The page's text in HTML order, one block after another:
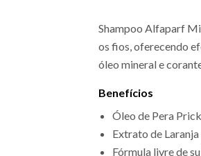
Shampoo Alfaparf
os fios, oferecendo
óleo mineral e
Benefícios
Óleo de Pera
Extrato de
Fórmula livre de